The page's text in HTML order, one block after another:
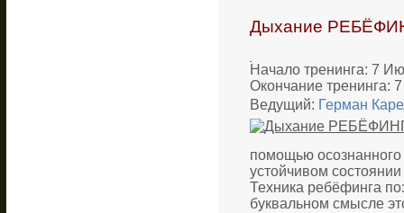
Дыхание
Начало тренинга: 7
Окончание тренинга:
Ведущий: Герман
помощью
устойчивом
Техника ребёфинга
буквальном смысле